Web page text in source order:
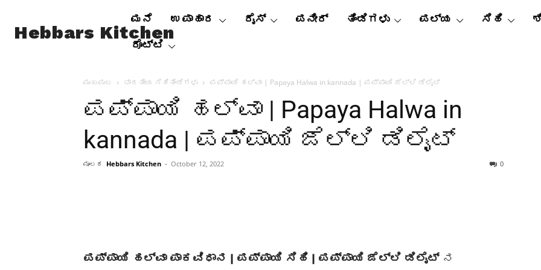
Hebbars Kitchen
ಮನೆ ಉಪಾಹಾರ ರೈಸ್ ಪನೀರ್ ತಿಂಡಿಗಳು ಪಲ್ಯ ಸಿಹಿ
ರೊಟ್ಟಿ
ಮುಖಪುಟ ಭಾರತೀಯ ಸಿಹಿತಿಂಡಿಗಳು ಪಪ್ಪಾಯಿ ಹಲ್ವಾ | Papaya Halwa in kannada | ಪಪ್ಪಾಯಿ ಜೆಲ್ಲಿ ಡಿಲೈಟ್
ಪಪ್ಪಾಯಿ ಹಲ್ವಾ | Papaya Halwa in
kannada | ಪಪ್ಪಾಯಿ ಜೆಲ್ಲಿ ಡಿಲೈಟ್
ಮೂಲಕ Hebbars Kitchen - October 12, 2022 0
ಪಪ್ಪಾಯಿ ಹಲ್ವಾ ಪಾಕವಿಧಾನ | ಪಪ್ಪಾಯಿ ಸಿಹಿ | ಪಪ್ಪಾಯಿ ಜೆಲ್ಲಿ ಡಿಲೈಟ್ನ